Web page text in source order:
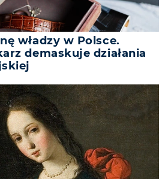
władzy w Polsce.
demaskuje działania